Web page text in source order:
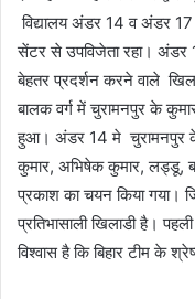
विद्यालय अंडर 14 व अंडर
सेंटर से उपविजेता रहा।
बेहतर प्रदर्शन करने वाले
बालक वर्ग में चुरामनपुर के
हुआ। अंडर 14 मे चुरामनपुर के
कुमार, अभिषेक कुमार, लड्डू,
प्रकाश का चयन किया गया।
प्रतिभासाली खिलाडी है।
विश्वास है कि बिहार टीम के